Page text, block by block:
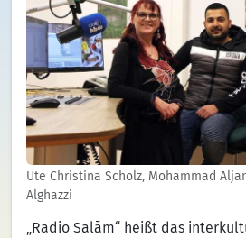
Ute Christina Scholz, Mohammad
Alghazzi
„Radio Salām“ heißt das